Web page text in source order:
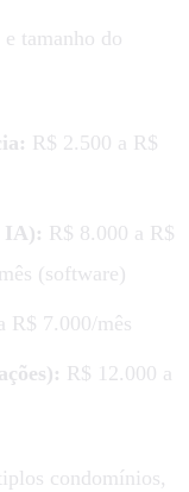
tamanho do
R$ 2.500 a R$
IA): R$ 8.000 a R$
(software)
R$ 7.000/mês
R$ 12.000 a
condomínios,